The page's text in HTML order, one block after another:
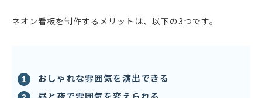
ネオン看板を制作するメリットは、以下の3つです。
おしゃれな雰囲気を演出できる